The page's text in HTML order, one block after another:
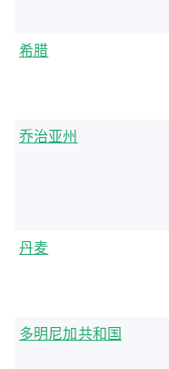
希腊
乔治亚州
丹麦
多明尼加共和国